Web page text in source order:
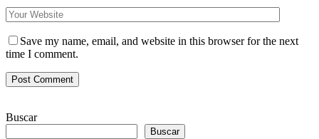
Save my name, email, and website in this browser for the next
time I comment.
Buscar
Buscar